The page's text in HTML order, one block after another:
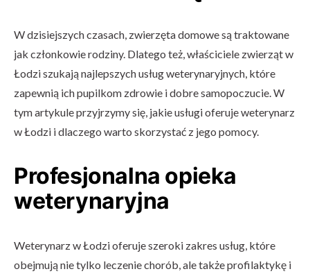
W dzisiejszych czasach, zwierzęta domowe są traktowane
jak członkowie rodziny. Dlatego też, właściciele zwierząt w
Łodzi szukają najlepszych usług weterynaryjnych, które
zapewnią ich pupilkom zdrowie i dobre samopoczucie. W
tym artykule przyjrzymy się, jakie usługi oferuje weterynarz
w Łodzi i dlaczego warto skorzystać z jego pomocy.
Profesjonalna opieka
weterynaryjna
Weterynarz w Łodzi oferuje szeroki zakres usług, które
obejmują nie tylko leczenie chorób, ale także profilaktykę i